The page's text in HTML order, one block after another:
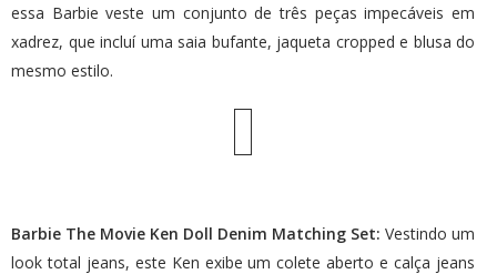
essa Barbie veste um conjunto de três peças impecáveis em
xadrez, que incluí uma saia bufante, jaqueta cropped e blusa do
mesmo estilo.
Barbie The Movie Ken Doll Denim Matching Set: Vestindo um
look total jeans, este Ken exibe um colete aberto e calça jeans